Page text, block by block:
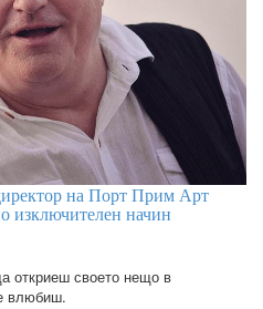
на Порт Прим Арт
изключителен начин
откриеш своето нещо в
влюбиш.